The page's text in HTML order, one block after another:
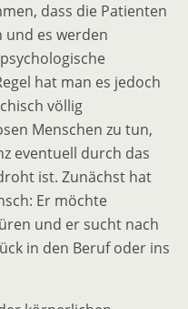
dass die Patienten
und es werden
hat man es jedoch
völlig
Menschen zu tun,
eventuell durch das
ist. Zunächst hat
Er möchte
und er sucht nach
in den Beruf oder ins